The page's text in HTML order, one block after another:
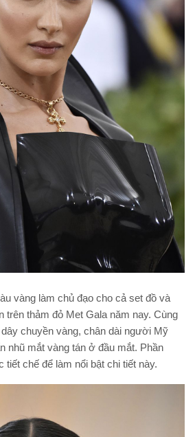
vàng làm chủ đạo cho cả set đồ và
trên thảm đỏ Met Gala năm nay. Cùng
chuyền vàng, chân dài người Mỹ
nhũ mắt vàng tán ở đầu mắt. Phần
tiết chế để làm nổi bật chi tiết này.